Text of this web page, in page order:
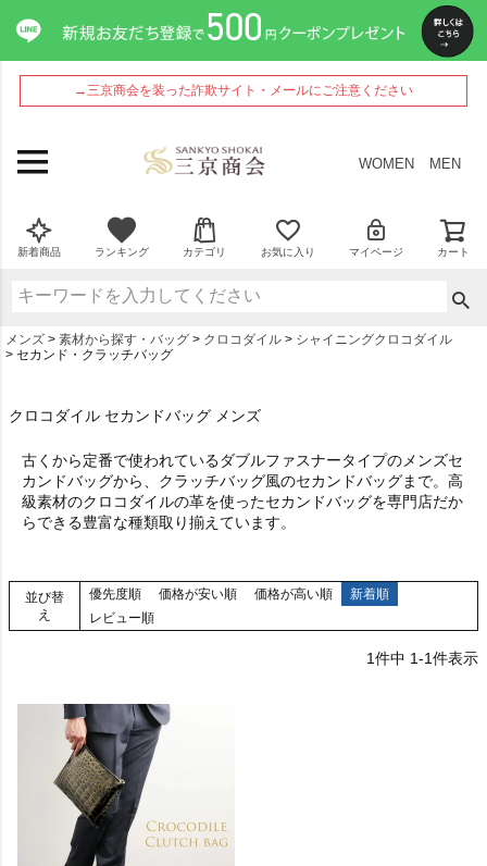
→三京商会を装った詐欺サイト・メールにご注意ください
WOMEN MEN
新着商品 ランキング カテゴリ お気に入り マイページ カート
メンズ 素材から探す・バッグ クロコダイル
シャイニングクロコダイル
セカンド・クラッチバッグ
クロコダイル セカンドバッグ メンズ
古くから定番で使われているダブルファスナータイプのメンズセ
カンドバッグから、クラッチバッグ風のセカンドバッグまで。高
級素材のクロコダイルの革を使ったセカンドバッグを専門店だか
らできる豊富な種類取り揃えています。
並び替
え
優先度順 価格が安い順 価格が高い順
新着順
レビュー順
1件中 1-1件表示